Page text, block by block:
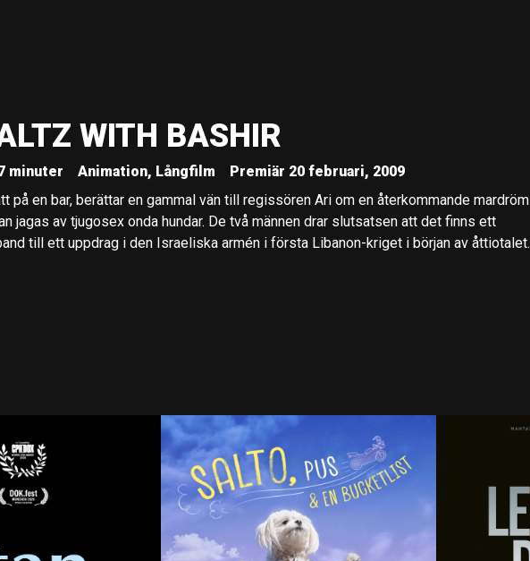
WITH BASHIR
minuter Animation, Långfilm
Premiär 20 februari, 2009
på en bar, berättar en gammal vän till regissören Ari om en återkommande mardröm
jagas av tjugosex onda hundar. De två männen drar slutsatsen att det finns ett
till ett uppdrag i den Israeliska armén i första Libanon-kriget i början av åttiotalet.